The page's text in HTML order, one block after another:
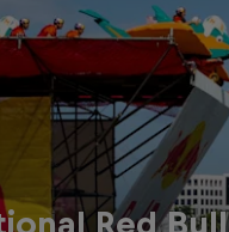
Red Bull